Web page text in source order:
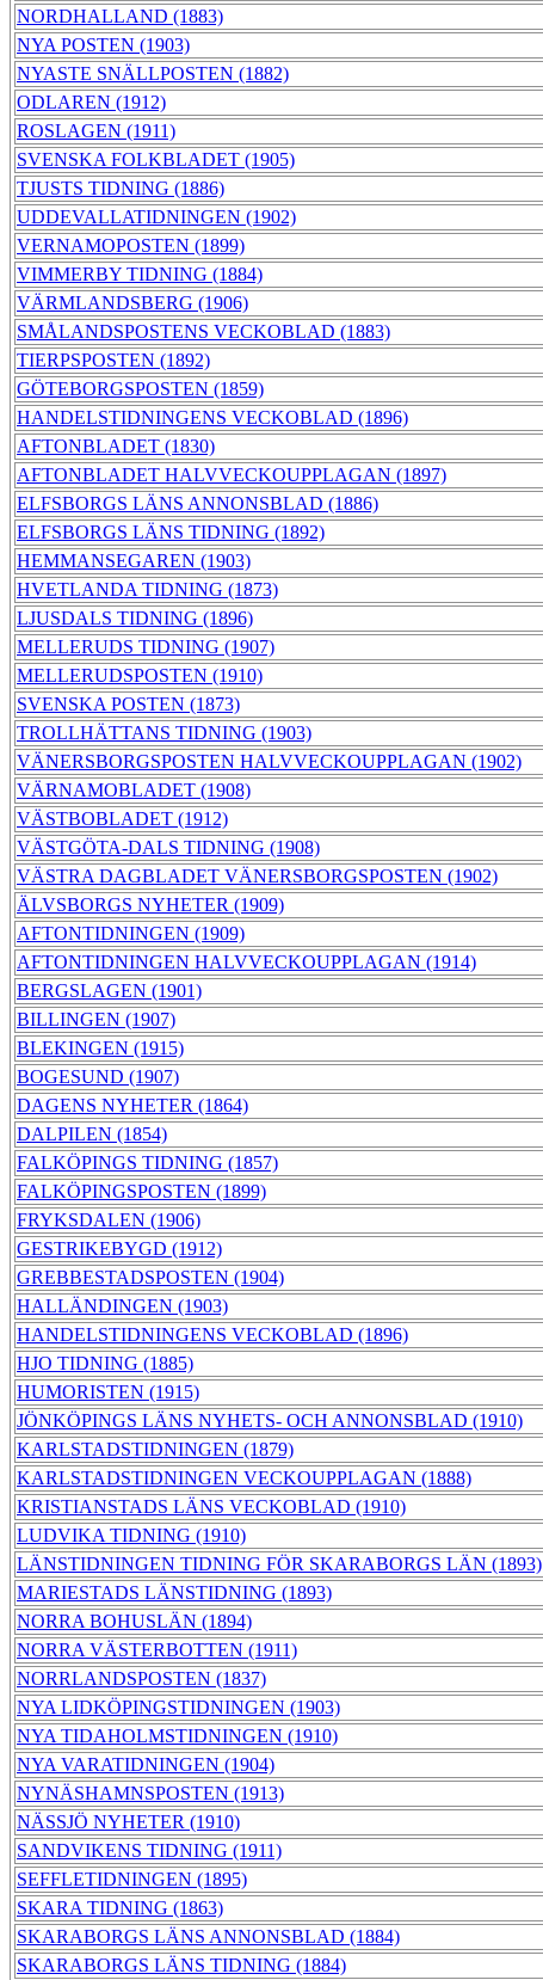
NORDHALLAND (1883)
NYA POSTEN (1903)
NYASTE SNÄLLPOSTEN (1882)
ODLAREN (1912)
ROSLAGEN (1911)
SVENSKA FOLKBLADET (1905)
TJUSTS TIDNING (1886)
UDDEVALLATIDNINGEN (1902)
VERNAMOPOSTEN (1899)
VIMMERBY TIDNING (1884)
VÄRMLANDSBERG (1906)
SMÅLANDSPOSTENS VECKOBLAD (1883)
TIERPSPOSTEN (1892)
GÖTEBORGSPOSTEN (1859)
HANDELSTIDNINGENS VECKOBLAD (1896)
AFTONBLADET (1830)
AFTONBLADET HALVVECKOUPPLAGAN (1897)
ELFSBORGS LÄNS ANNONSBLAD (1886)
ELFSBORGS LÄNS TIDNING (1892)
HEMMANSEGAREN (1903)
HVETLANDA TIDNING (1873)
LJUSDALS TIDNING (1896)
MELLERUDS TIDNING (1907)
MELLERUDSPOSTEN (1910)
SVENSKA POSTEN (1873)
TROLLHÄTTANS TIDNING (1903)
VÄNERSBORGSPOSTEN HALVVECKOUPPLAGAN (1902)
VÄRNAMOBLADET (1908)
VÄSTBOBLADET (1912)
VÄSTGÖTA-DALS TIDNING (1908)
VÄSTRA DAGBLADET VÄNERSBORGSPOSTEN (1902)
ÄLVSBORGS NYHETER (1909)
AFTONTIDNINGEN (1909)
AFTONTIDNINGEN HALVVECKOUPPLAGAN (1914)
BERGSLAGEN (1901)
BILLINGEN (1907)
BLEKINGEN (1915)
BOGESUND (1907)
DAGENS NYHETER (1864)
DALPILEN (1854)
FALKÖPINGS TIDNING (1857)
FALKÖPINGSPOSTEN (1899)
FRYKSDALEN (1906)
GESTRIKEBYGD (1912)
GREBBESTADSPOSTEN (1904)
HALLÄNDINGEN (1903)
HANDELSTIDNINGENS VECKOBLAD (1896)
HJO TIDNING (1885)
HUMORISTEN (1915)
JÖNKÖPINGS LÄNS NYHETS- OCH ANNONSBLAD (1910)
KARLSTADSTIDNINGEN (1879)
KARLSTADSTIDNINGEN VECKOUPPLAGAN (1888)
KRISTIANSTADS LÄNS VECKOBLAD (1910)
LUDVIKA TIDNING (1910)
LÄNSTIDNINGEN TIDNING FÖR SKARABORGS LÄN (1893)
MARIESTADS LÄNSTIDNING (1893)
NORRA BOHUSLÄN (1894)
NORRA VÄSTERBOTTEN (1911)
NORRLANDSPOSTEN (1837)
NYA LIDKÖPINGSTIDNINGEN (1903)
NYA TIDAHOLMSTIDNINGEN (1910)
NYA VARATIDNINGEN (1904)
NYNÄSHAMNSPOSTEN (1913)
NÄSSJÖ NYHETER (1910)
SANDVIKENS TIDNING (1911)
SEFFLETIDNINGEN (1895)
SKARA TIDNING (1863)
SKARABORGS LÄNS ANNONSBLAD (1884)
SKARABORGS LÄNS TIDNING (1884)